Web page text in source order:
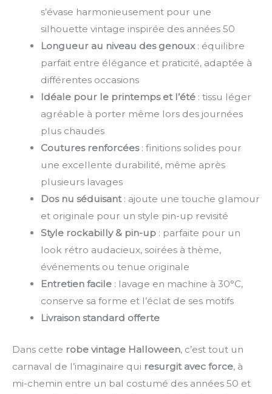
s’évase harmonieusement pour une
silhouette vintage inspirée des années 50
Longueur au niveau des genoux: équilibre
parfait entre élégance et praticité, adaptée à
différentes occasions
Idéale pour le printemps et l’été: tissu léger
agréable à porter même lors des journées
plus chaudes
Coutures renforcées: finitions solides pour
une excellente durabilité, même après
plusieurs lavages
Dos nu séduisant: ajoute une touche glamour
et originale pour un style pin-up revisité
Style rockabilly & pin-up: parfaite pour un
look rétro audacieux, soirées à thème,
événements ou tenue originale
Entretien facile: lavage en machine à 30°C,
conserve sa forme et l’éclat de ses motifs
Livraison standard offerte
Dans cette robe vintage Halloween, c’est tout un
carnaval de l’imaginaire qui resurgit avec force, à
mi-chemin entre un bal costumé des années 50 et